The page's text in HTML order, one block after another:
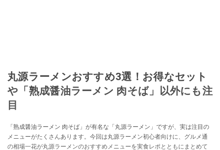
丸源ラーメンおすすめ3選！お得なセット
や「熟成醤油ラーメン 肉そば」以外にも注
目
「熟成醤油ラーメン 肉そば」が有名な「丸源ラーメン」ですが、実は注目の
メニューがたくさんあります。今回は丸源ラーメン初心者向けに、グルメ通
の相場一花が丸源ラーメンのおすすめメニューを実食レポとともにまとめて